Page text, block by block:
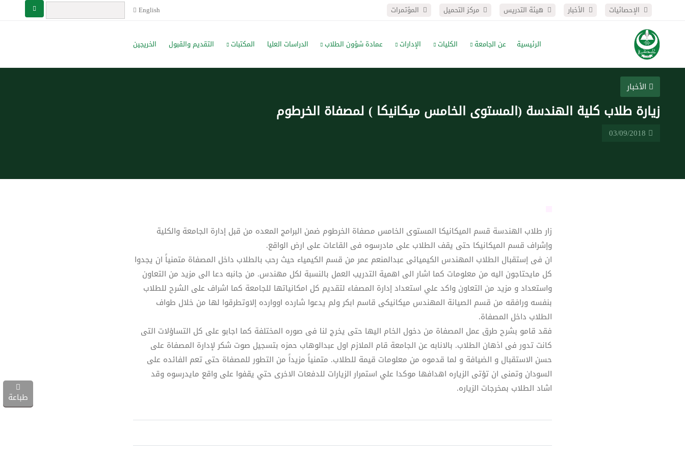
الإحصائيات الأخبار هيئة التدريس مركز التحميل المؤتمرات English
الرئيسية عن الجامعة الكليات الإدارات عمادة شؤون الطلاب الدراسات العليا المكتبات التقديم والقبول الخريجين
طباعة
الأخبار
زيارة طلاب كلية الهندسة (المستوى الخامس ميكانيكا ) لمصفاة الخرطوم
زار طلاب الهندسة قسم الميكانيكا المستوى الخامس مصفاة الخرطوم ضمن البرامج المعده من قبل إدارة الجامعة والكلية
وإشراف قسم الميكانيكا حتى يقف الطلاب على مادرسوه فى القاعات على ارض الواقع.
ان فى إستقبال الطلاب المهندس الكيميائى عبدالمنعم عمر من قسم الكيمياء حيث رحب بالطلاب داخل المصفاة متمنياً ان يجدوا
كل مايحتاجون اليه من معلومات كما اشار الى اهمية التدريب العمل بالنسبة لكل مهندس. من جانبه دعا الى مزيد من التعاون
واستعداد و مزيد من التعاون واكد علي استعداد إدارة المصفاء لتقديم كل امكانياتها للجامعة كما اشراف على الشرح للطلاب
بنفسه ورافقه من قسم الصيانة المهندس ميكانيكى قاسم ابكر ولم يدعوا شارده اووارده إلاوتطرقوا لها من خلال طواف
الطلاب داخل المصفاة.
فقد قامو بشرح طرق عمل المصفاة من دخول الخام اليها حتى يخرج لنا فى صوره المختلفة كما اجابو على كل التساؤلات التى
كانت تدور فى اذهان الطلاب. بالانابه عن الجامعة قام الملازم اول عبدالوهاب حمزه بتسجيل صوت شكر لإدارة المصفاة على
حسن الاستقبال و الضيافة و لما قدموه من معلومات قيمة للطلاب. متمنياً مزيداً من التطور للمصفاة حتى تعم الفائده على
السودان وتمنى ان تؤتى الزياره اهدافها موكدا علي استمرار الزيارات للدفعات الاخرى حتي يقفوا على واقع مايدرسوه وقد
اشاد الطلاب بمخرجات الزياره.